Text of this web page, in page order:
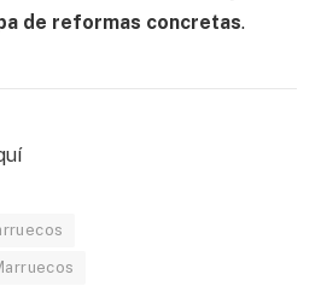
de reformas concretas.